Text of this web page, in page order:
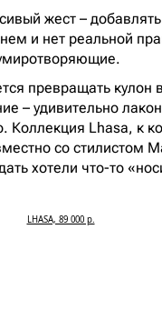
жест –
и нет реальной
превращать
– удивительно
Коллекция Lhasa, к
со стилистом
хотели что-то
LHASA, 89 000 р.